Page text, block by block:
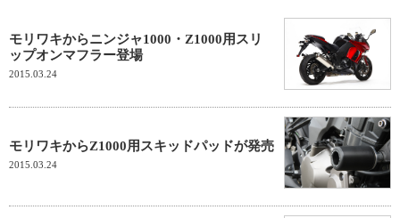
モリワキからニンジャ1000・Z1000用スリ
ップオンマフラー登場
2015.03.24
モリワキからZ1000用スキッドパッドが発売
2015.03.24